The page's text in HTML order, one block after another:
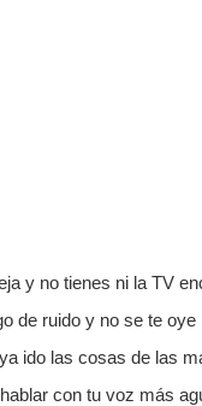
y no tienes ni la TV
de ruido y no se te oye
ido las cosas de las
con tu voz más